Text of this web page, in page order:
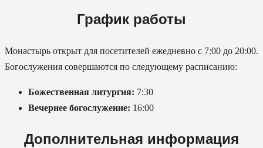
График работы
Монастырь открыт для посетителей ежедневно с 7:00 до 20:00.
Богослужения совершаются по следующему расписанию:
Божественная литургия: 7:30
Вечернее богослужение: 16:00
Дополнительная информация